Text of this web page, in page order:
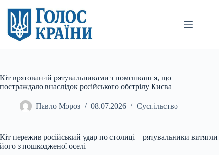
вмісту
Кіт врятований рятувальниками з помешкання, що
постраждало внаслідок російського обстрілу Києва
Павло Мороз 08.07.2026 Суспільство
Кіт пережив російський удар по столиці – рятувальники витягли
його з пошкодженої оселі